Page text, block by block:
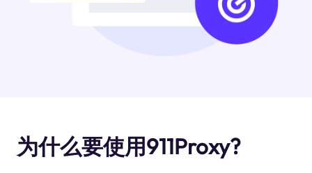
为什么要使用911Proxy?